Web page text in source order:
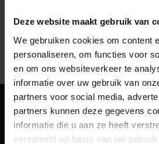
Deze website maakt gebruik van
We gebruiken cookies om content
personaliseren, om functies voor
en om ons websiteverkeer te
informatie over uw gebruik van
partners voor social media,
partners kunnen deze gegevens
informatie die u aan ze heeft
verzameld op basis van uw
KLEDING
SALE
BLOG
schoenen halen voor € 279,95! Omdat deze
het tweedpak! Bekijk ons Blackstone
Blackstone schoenen
Bij Urban Bozz bieden wij verschillende
De uitstraling van al onze Blackstone
gemaakt van hoogwaardig leer! Maar er is
de Blackstone schoenen, de kleur en
Lees meer